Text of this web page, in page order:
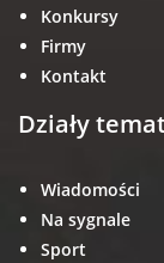
Konkursy
Firmy
Kontakt
Działy
Wiadomości
Na sygnale
Sport